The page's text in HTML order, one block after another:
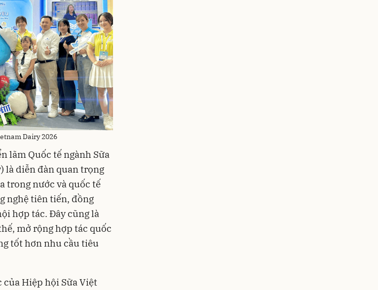
Dairy 2026
lãm Quốc tế ngành Sữa
là diễn đàn quan trọng
trong nước và quốc tế
nghệ tiên tiến, đồng
hợp tác. Đây cũng là
mở rộng hợp tác quốc
tốt hơn nhu cầu tiêu
Hiệp hội Sữa Việt